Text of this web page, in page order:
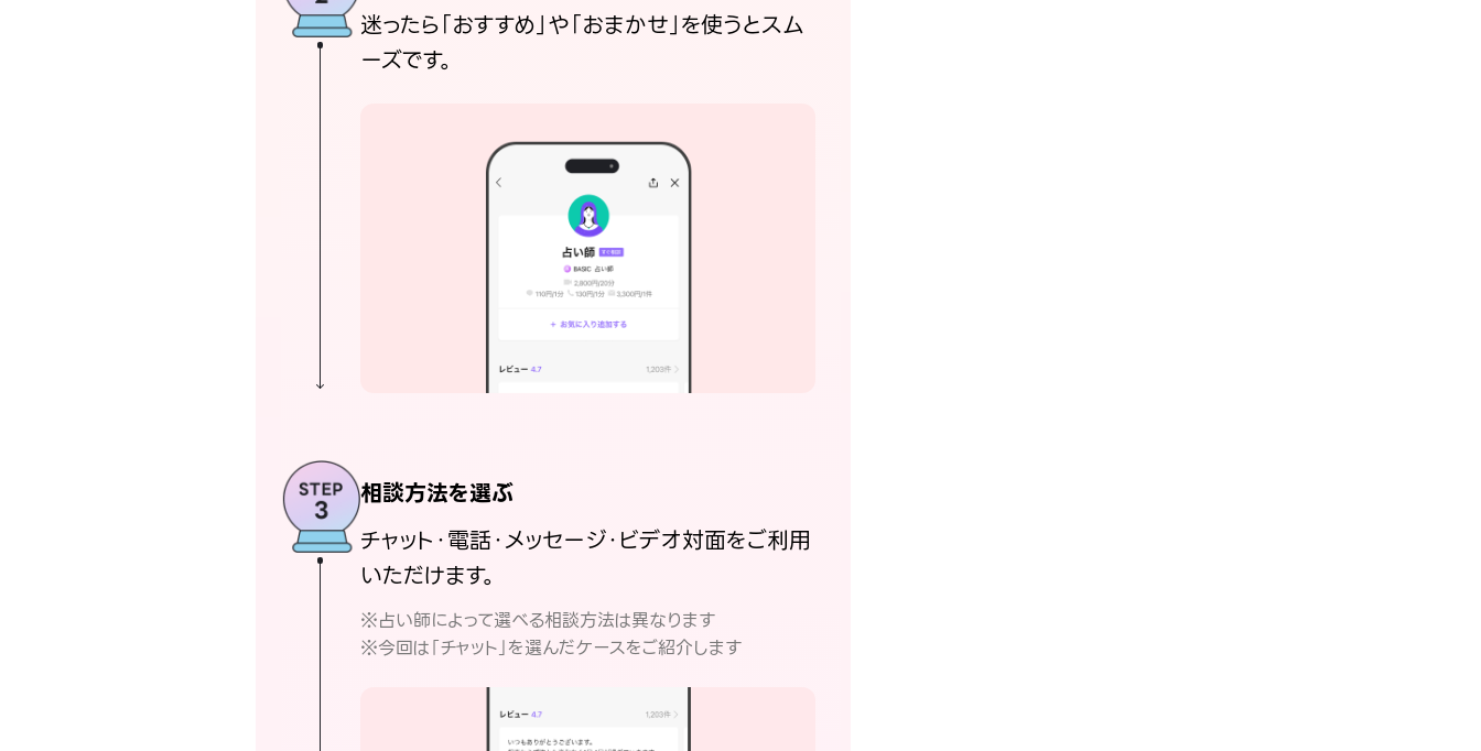
迷ったら「おすすめ」や「おまかせ」を使うとスム
ーズです。
相談方法を選ぶ
チャット・電話・メッセージ・ビデオ対面をご利用
いただけます。
※占い師によって選べる相談方法は異なります
※今回は「チャット」を選んだケースをご紹介します